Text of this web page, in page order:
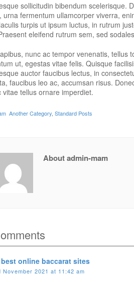
sollicitudin bibendum scelerisque.
urna fermentum ullamcorper viverra,
turpis ut ipsum luctus, in rutrum
eleifend rutrum sem, sed
nunc ac tempor venenatis,
ut, egestas vitae felis. Quisque
auctor faucibus lectus, in
faucibus leo ac, accumsan risus.
vitae tellus ornare imperdiet.
Another Category Standard Posts
About admin-mam
online baccarat sites
November 2021 at 11:42 am